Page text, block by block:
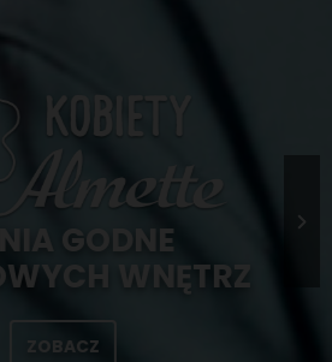
GODNE
WNĘTRZ
ZOBACZ